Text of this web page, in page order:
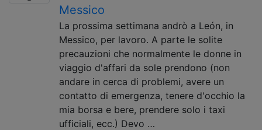
Messico
La prossima settimana andrò a León, in
Messico, per lavoro. A parte le solite
precauzioni che normalmente le donne in
viaggio d'affari da sole prendono (non
andare in cerca di problemi, avere un
contatto di emergenza, tenere d'occhio la
mia borsa e bere, prendere solo i taxi
ufficiali, ecc.) Devo …